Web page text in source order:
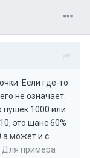
Если где-то
не означает.
пушек 1000 или
это шанс 60%
а может и с
Для примера